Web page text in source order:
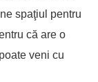
spaţiul pentru
că are o
veni cu